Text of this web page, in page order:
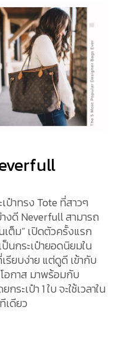
เป๋าทรง Tote ที่สาวๆ
งดี Neverfull สามารถ
เต็ม” เปิดตัวครั้งแรก
นกระเป๋ายอดนิยมใน
ยบง่าย แต่ดูดี เข้ากับ
อกาส มาพร้อมกับ
ระเป๋า 1 ใบ จะใช้เวลาใน
เดียว